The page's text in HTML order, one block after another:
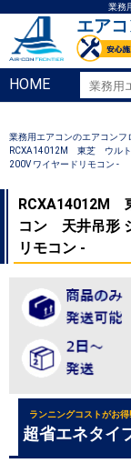
業務
エア
HOME
業務用エアコンのエアコンフ
RCXA14012M 東芝 ウル
200V ワイヤードリモコン -
RCXA14012M
コン 天井吊形
リモコン -
ランニングコストがお得!
超省エネタイ